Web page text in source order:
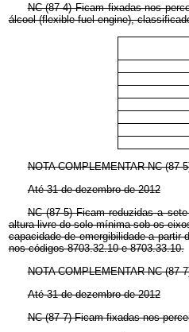
NC (87-4) Ficam fixadas nos
álcool (flexible fuel engine),
NOTA COMPLEMENTAR NC (87-
Até 31 de dezembro de 2012
NC (87-5) Ficam reduzidas a
altura livre do solo mínima sob os
capacidade de emergibilidade a
nos códigos 8703.32.10 e 8703.33.10.
NOTA COMPLEMENTAR NC (87-
Até 31 de dezembro de 2012
NC (87-7) Ficam fixadas nos